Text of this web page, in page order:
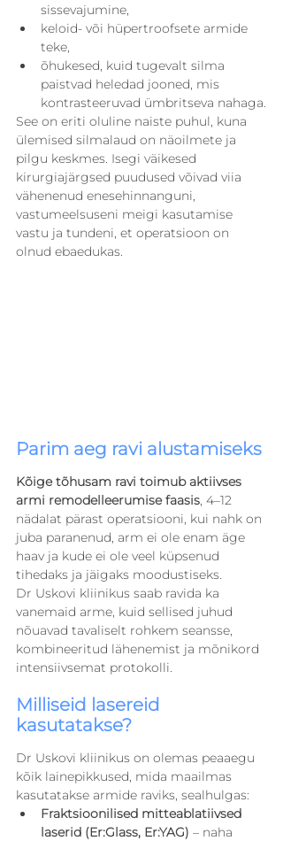
sissevajumine,
keloid- või hüpertroofsete armide
teke,
õhukesed, kuid tugevalt silma
paistvad heledad jooned, mis
kontrasteeruvad ümbritseva nahaga.
See on eriti oluline naiste puhul, kuna
ülemised silmalaud on näoilmete ja
pilgu keskmes. Isegi väikesed
kirurgiajärgsed puudused võivad viia
vähenenud enesehinnanguni,
vastumeelsuseni meigi kasutamise
vastu ja tundeni, et operatsioon on
olnud ebaedukas.
Parim aeg ravi alustamiseks
Kõige tõhusam ravi toimub aktiivses
armi remodelleerumise faasis , 4–12
nädalat pärast operatsiooni, kui nahk on
juba paranenud, arm ei ole enam äge
haav ja kude ei ole veel küpsenud
tihedaks ja jäigaks moodustiseks.
Dr Uskovi kliinikus saab ravida ka
vanemaid arme, kuid sellised juhud
nõuavad tavaliselt rohkem seansse,
kombineeritud lähenemist ja mõnikord
intensiivsemat protokolli.
Milliseid lasereid
kasutatakse?
Dr Uskovi kliinikus on olemas peaaegu
kõik lainepikkused, mida maailmas
kasutatakse armide raviks, sealhulgas:
Fraktsioonilised mitteablatiivsed
laserid (Er:Glass, Er:YAG) – naha